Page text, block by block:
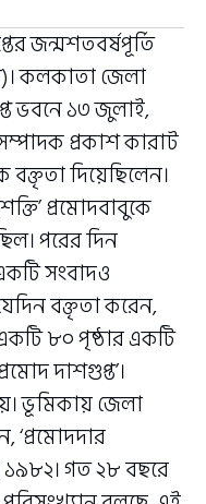
জন্মশতবর্ষপূর্তি
কলকাতা জেলা
ভবনে ১৩ জুলাই,
প্রকাশ কারাট
দিয়েছিলেন।
প্রমোদবাবুকে
পরের দিন
সংবাদও
বক্তৃতা করেন,
৮০ পৃষ্ঠার একটি
দাশগুপ্ত’।
ভূমিকায় জেলা
‘প্রমোদদার
১৯৮২। গত ২৮ বছরে